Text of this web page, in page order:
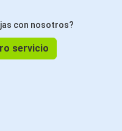
con nosotros?
servicio